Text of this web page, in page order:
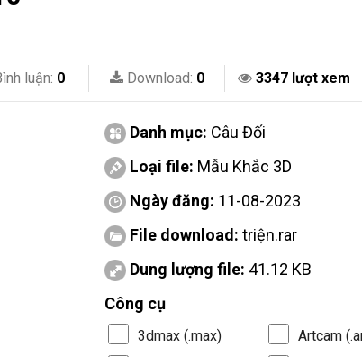
luận: 0 Download: 0 3347 lượt xem
Danh mục: Câu Đối
Loại file: Mẫu Khắc 3D
Ngày đăng: 11-08-2023
File download: triện.rar
Dung lượng file: 41.12 KB
Công cụ
3dmax (.max)
Artcam